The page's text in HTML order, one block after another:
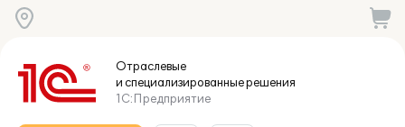
Отраслевые
и специализированныерешения
1С:Предприятие